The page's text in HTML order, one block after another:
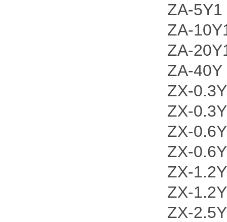
ZA-5Y1
ZA-
ZA-
ZA-40Y
ZX-
ZX-
ZX-
ZX-
ZX-
ZX-
ZX-